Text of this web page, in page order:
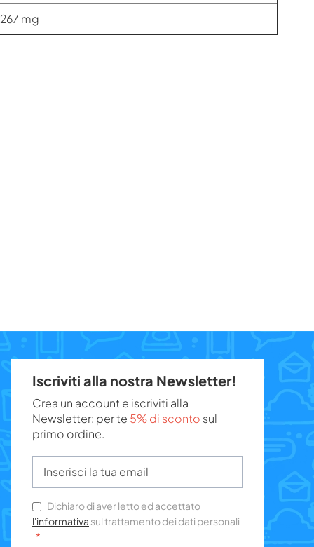
267 mg
Iscriviti alla nostra Newsletter!
Crea un account e iscriviti alla
Newsletter: per te 5% di sconto sul
primo ordine.
Dichiaro di aver letto ed accettato
l'informativa sul trattamento dei dati personali